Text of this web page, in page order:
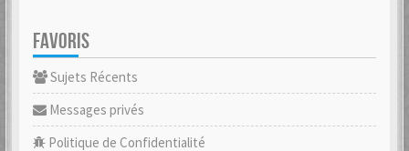
FAVORIS
Sujets Récents
Messages privés
Politique de Confidentialité